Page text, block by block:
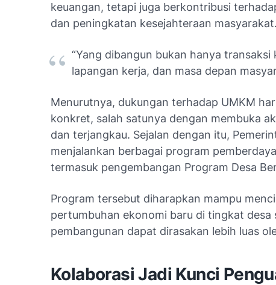
keuangan, tetapi juga berkontribusi
dan peningkatan kesejahteraan masyarakat.
“Yang dibangun bukan hanya
lapangan kerja, dan masa depan
Menurutnya, dukungan terhadap UMKM
konkret, salah satunya dengan membuka
dan terjangkau. Sejalan dengan itu,
menjalankan berbagai program
termasuk pengembangan Program Desa
Program tersebut diharapkan mampu
pertumbuhan ekonomi baru di tingkat desa
pembangunan dapat dirasakan lebih luas
Kolaborasi Jadi Kunci